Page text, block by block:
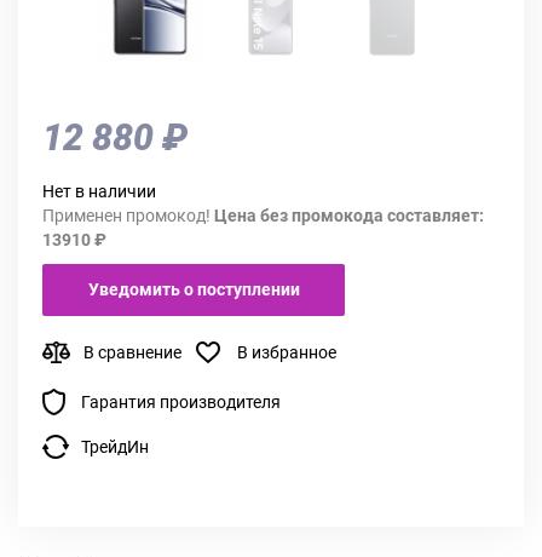
12 880 ₽
Нет в наличии
Применен промокод! Цена без промокода составляет:
13910 ₽
Уведомить о поступлении
В сравнение В избранное
Гарантия производителя
ТрейдИн